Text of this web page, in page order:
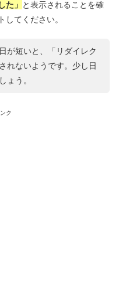
た」 と表示されることを確
してください。
が短いと、「リダイレク
れないようです。少し日
ょう。
ク